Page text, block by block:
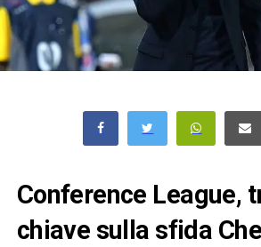
Conference League,
chiave sulla sfida